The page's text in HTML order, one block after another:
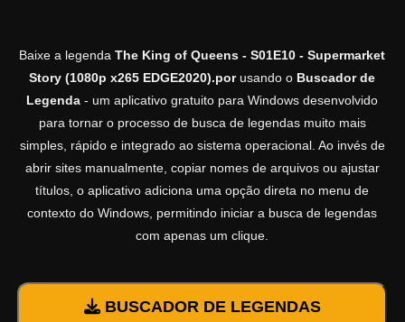
Baixe a legenda The King of Queens - S01E10 - Supermarket
Story (1080p x265 EDGE2020).porusando o Buscador de
Legenda - um aplicativo gratuito para Windows desenvolvido
para tornar o processo de busca de legendas muito mais
simples, rápido e integrado ao sistema operacional. Ao invés de
abrir sites manualmente, copiar nomes de arquivos ou ajustar
títulos, o aplicativo adiciona uma opção direta no menu de
contexto do Windows, permitindo iniciar a busca de legendas
com apenas um clique.
BUSCADOR DE LEGENDAS